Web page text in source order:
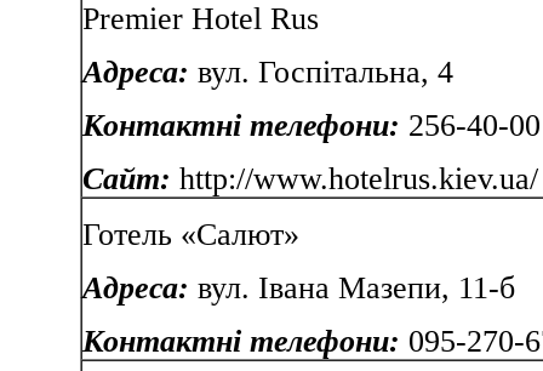
Premier Hotel Rus
Адреса: вул. Госпітальна, 4
Контактні телефони: 256-40-00
Сайт: http://www.hotelrus.kiev.ua/
Готель «Салют»
Адреса: вул. Івана Мазепи, 11-б
Контактні телефони: 095-270-